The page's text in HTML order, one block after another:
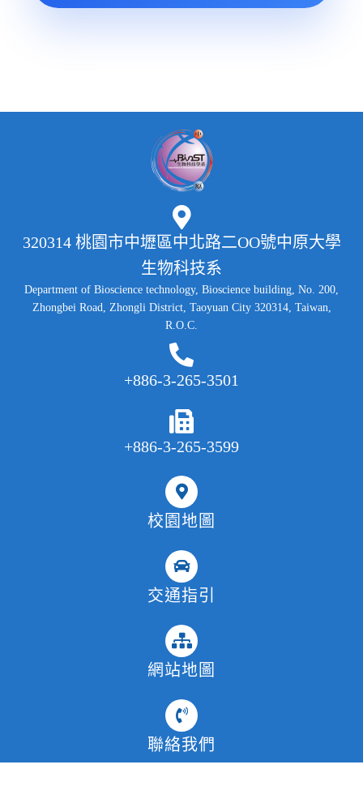
320314 桃園市中壢區中北路二OO號中原大學
生物科技系
Department of Bioscience technology, Bioscience building, No. 200,
Zhongbei Road, Zhongli District, Taoyuan City 320314, Taiwan,
R.O.C.
+886-3-265-3501
+886-3-265-3599
校園地圖
交通指引
網站地圖
聯絡我們